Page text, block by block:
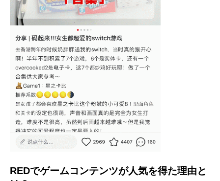
REDでゲームコンテンツが人気を得た理由と